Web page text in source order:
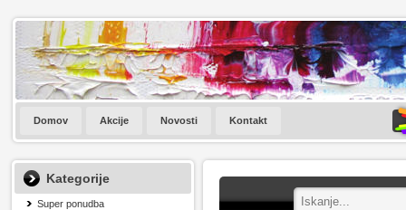
Domov Akcije Novosti Kontakt
Kategorije
Super ponudba